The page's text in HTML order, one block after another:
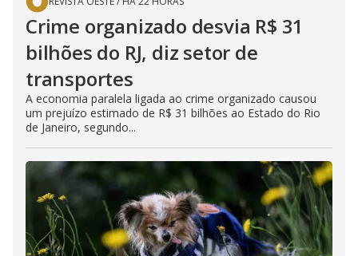
Crime organizado desvia R$ 31
bilhões do RJ, diz setor de
transportes
A economia paralela ligada ao crime organizado causou
um prejuízo estimado de R$ 31 bilhões ao Estado do Rio
de Janeiro, segundo...